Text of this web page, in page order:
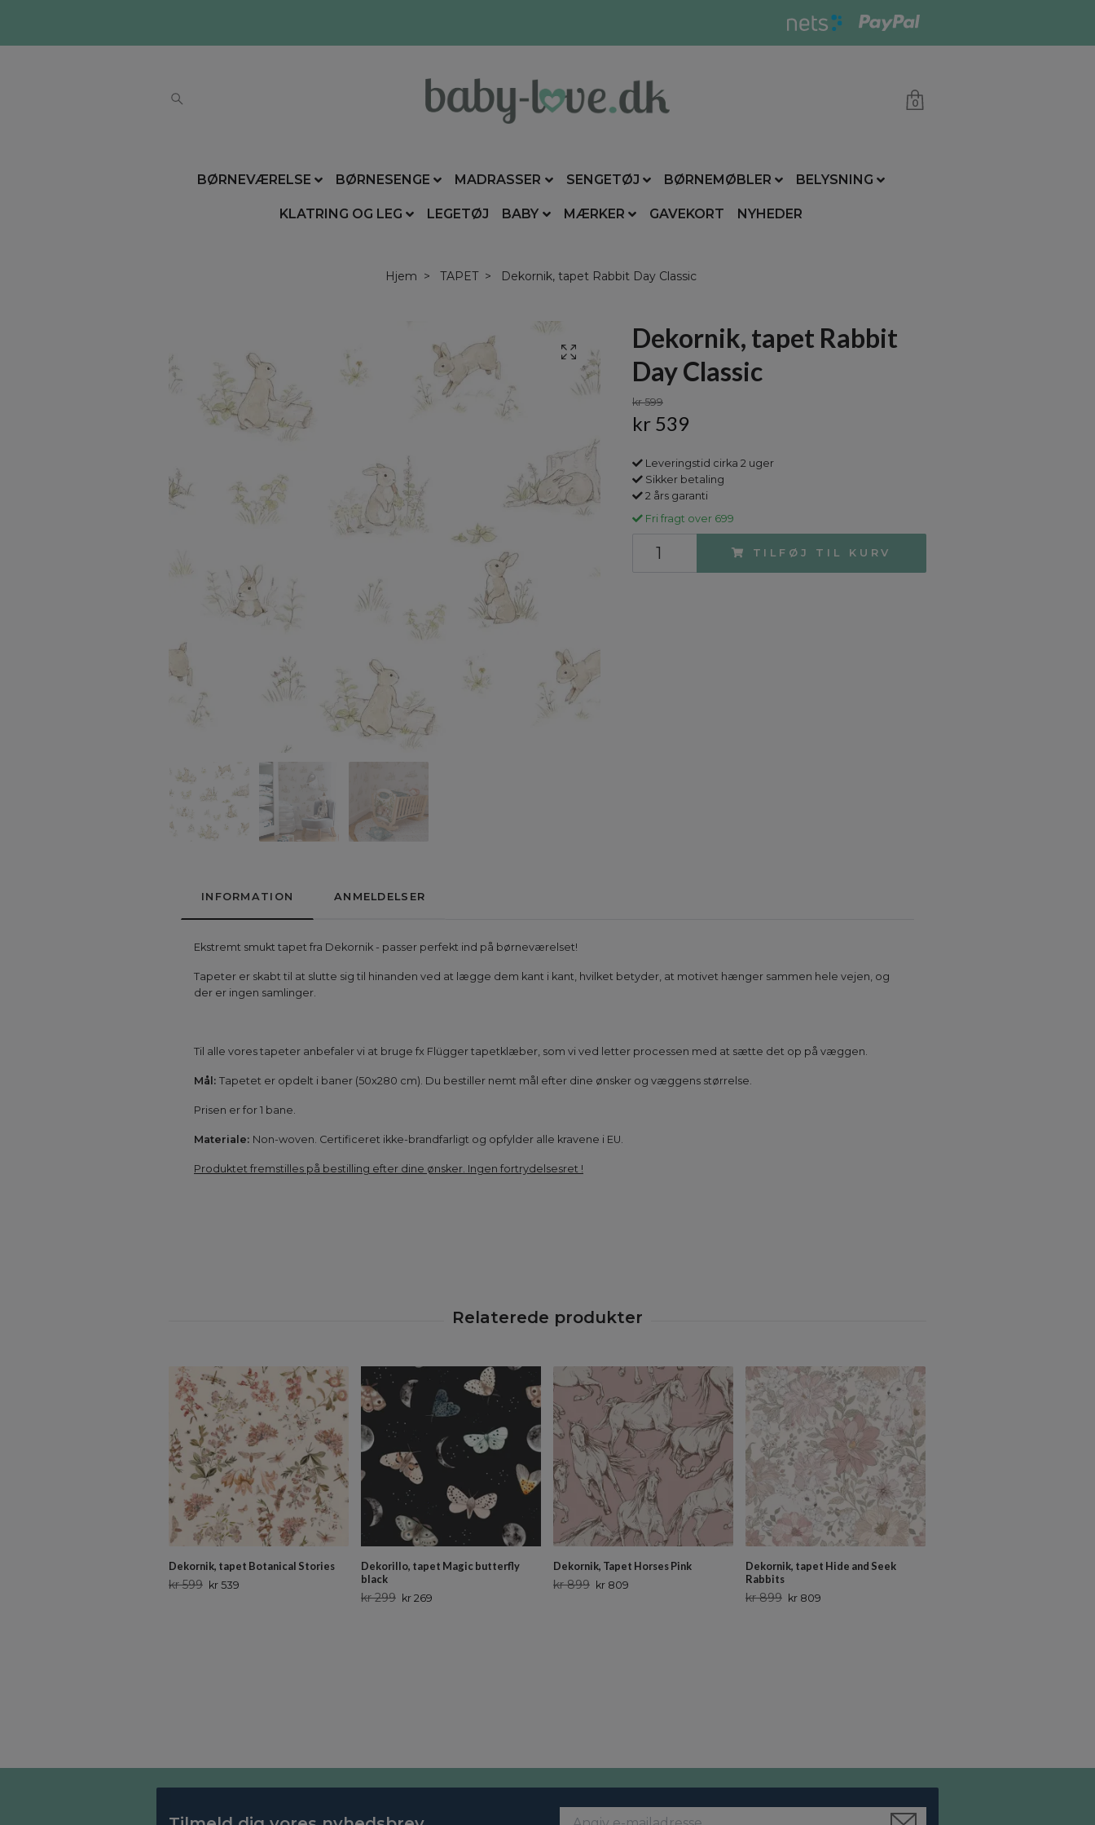
0
BØRNEVÆRELSE BØRNESENGE MADRASSER SENGETØJ BØRNEMØBLER BELYSNING
KLATRING OG LEG LEGETØJ BABY MÆRKER GAVEKORT NYHEDER
Hjem TAPET Dekornik, tapet Rabbit Day Classic
Dekornik, tapet Rabbit
Day Classic
kr 599
kr 539
Leveringstid cirka 2 uger
Sikker betaling
2 års garanti
Fri fragt over 699
TILFØJ TIL KURV
INFORMATION ANMELDELSER
Ekstremt smukt tapet fra Dekornik - passer perfekt ind på børneværelset!
Tapeter er skabt til at slutte sig til hinanden ved at lægge dem kant i kant, hvilket betyder, at motivet hænger sammen hele vejen, og
der er ingen samlinger.
Til alle vores tapeter anbefaler vi at bruge fx Flügger tapetklæber, som vi ved letter processen med at sætte det op på væggen.
Mål: Tapetet er opdelt i baner (50x280 cm). Du bestiller nemt mål efter dine ønsker og væggens størrelse.
Prisen er for 1 bane.
Materiale: Non-woven. Certificeret ikke-brandfarligt og opfylder alle kravene i EU.
Produktet fremstilles på bestilling efter dine ønsker. Ingen fortrydelsesret !
Dekornik, tapet Botanical Stories
kr 599 kr 539
Dekorillo, tapet Magic butterfly
black
kr 299 kr 269
Dekornik, Tapet Horses Pink
kr 899 kr 809
Dekornik, tapet Hide and Seek
Rabbits
kr 899 kr 809